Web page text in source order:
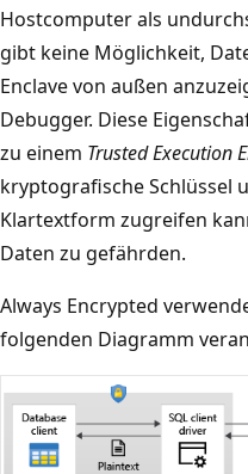
Hostcomputer als
gibt keine Möglichkeit,
Enclave von außen
Debugger. Diese
zu einem Trusted Execution
kryptografische Schlüssel
Klartextform zugreifen
Daten zu gefährden.
Always Encrypted
folgenden Diagramm